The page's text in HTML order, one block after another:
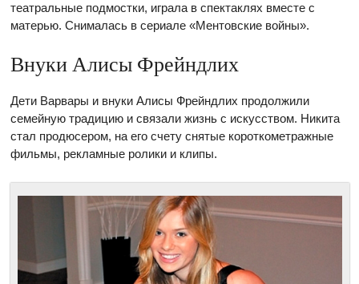
театральные подмостки, играла в спектаклях вместе с
матерью. Снималась в сериале «Ментовские войны».
Внуки Алисы Фрейндлих
Дети Варвары и внуки Алисы Фрейндлих продолжили
семейную традицию и связали жизнь с искусством. Никита
стал продюсером, на его счету снятые короткометражные
фильмы, рекламные ролики и клипы.